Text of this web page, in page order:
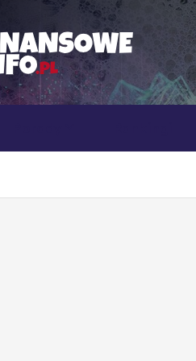
pracy, biznesie i ekonomii